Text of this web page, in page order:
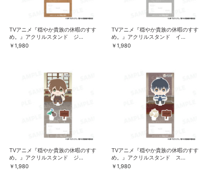
TVアニメ『穏やか貴族の休暇のすす
め。』アクリルスタンド ジ...
￥1,980
TVアニメ『穏やか貴族の休暇のすす
め。』アクリルスタンド イ...
￥1,980
TVアニメ『穏やか貴族の休暇のすす
め。』アクリルスタンド ジ...
￥1,980
TVアニメ『穏やか貴族の休暇のすす
め。』アクリルスタンド ス...
￥1,980